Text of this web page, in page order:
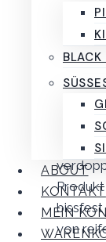
SÜSSES
ABOUT
KONTAKT
MEIN
Der
hat die
Farbe.
bissfest
von